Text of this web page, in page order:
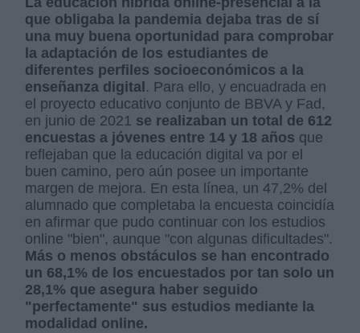
que obligaba la pandemia dejaba tras de sí
una muy buena oportunidad para comprobar
la adaptación de los estudiantes de
diferentes perfiles socioeconómicos a la
enseñanza digital . Para ello, y encuadrada en
el proyecto educativo conjunto de BBVA y Fad,
en junio de 2021 se realizaban un total de 612
encuestas a jóvenes entre 14 y 18 años que
reflejaban que la educación digital va por el
buen camino, pero aún posee un importante
margen de mejora. En esta línea, un 47,2% del
alumnado que completaba la encuesta coincidía
en afirmar que pudo continuar con los estudios
online "bien", aunque "con algunas dificultades".
Más o menos obstáculos se han encontrado
un 68,1% de los encuestados por tan solo un
28,1% que asegura haber seguido
"perfectamente" sus estudios mediante la
modalidad online.